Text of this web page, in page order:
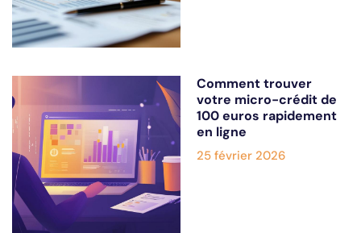
Comment trouver
votre micro-crédit de
100 euros rapidement
en ligne
25 février 2026